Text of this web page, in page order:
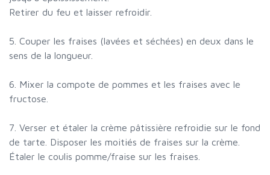
Retirer du feu et laisser refroidir.
5. Couper les fraises (lavées et séchées) en deux dans le
sens de la longueur.
6. Mixer la compote de pommes et les fraises avec le
fructose.
7. Verser et étaler la crème pâtissière refroidie sur le fond
de tarte. Disposer les moitiés de fraises sur la crème.
Étaler le coulis pomme/fraise sur les fraises.